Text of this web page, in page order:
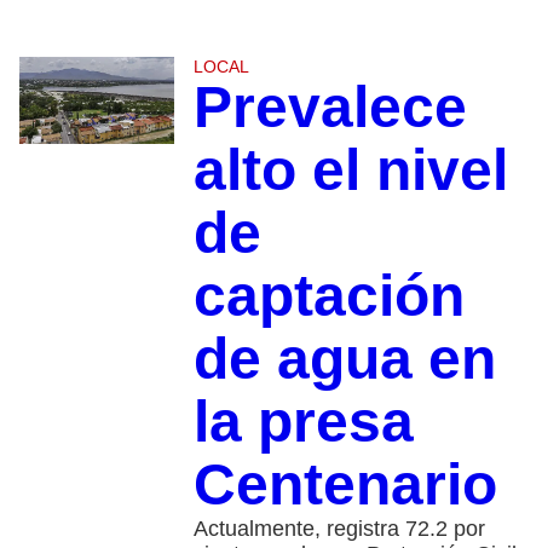
LOCAL
Prevalece
alto el nivel
de
captación
de agua en
la presa
Centenario
Actualmente, registra 72.2 por